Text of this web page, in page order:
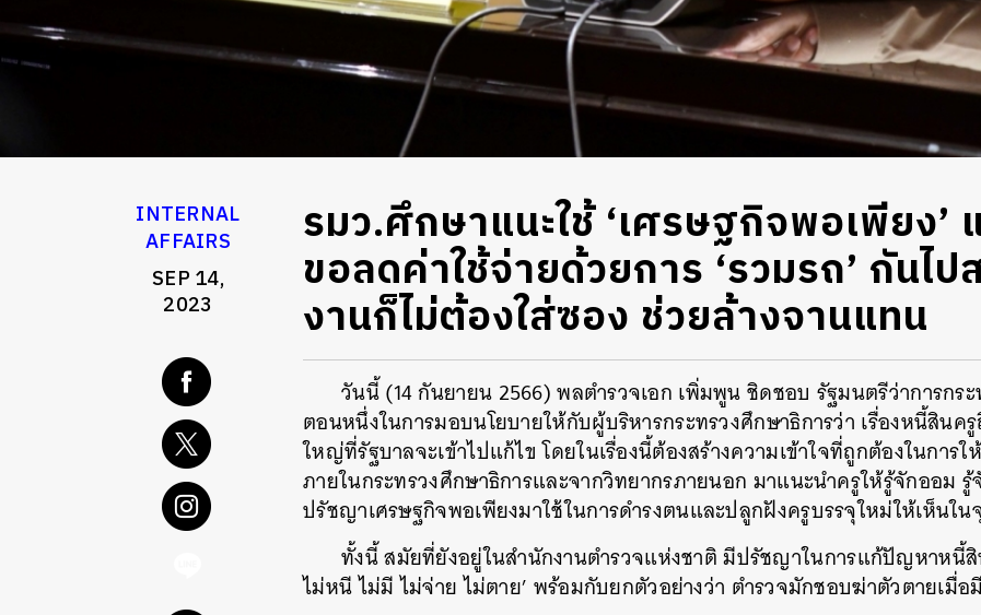
INTERNAL
AFFAIRS
SEP 14,
2023
รมว.ศึกษาแนะใช้ ‘เศรษฐกิจพอเพียง’
ขอลดค่าใช้จ่ายด้วยการ ‘รวมรถ’ กันไ
งานก็ไม่ต้องใส่ซอง ช่วยล้างจานแทน
วันนี้ (14 กันยายน 2566) พลตำรวจเอก เพิ่มพูน ชิดชอบ รัฐมนตรีว่าการกร
ตอนหนึ่งในการมอบนโยบายให้กับผู้บริหารกระทรวงศึกษาธิการว่า เรื่องหนี้สิน
ใหญ่ที่รัฐบาลจะเข้าไปแก้ไข โดยในเรื่องนี้ต้องสร้างความเข้าใจที่ถูกต้องในการ
ภายในกระทรวงศึกษาธิการและจากวิทยากรภายนอก มาแนะนำครูให้รู้จักออม รู้
ปรัชญาเศรษฐกิจพอเพียงมาใช้ในการดำรงตนและปลูกฝังครูบรรจุใหม่ให้เห็นใ
ทั้งนี้ สมัยที่ยังอยู่ในสำนักงานตำรวจแห่งชาติ มีปรัชญาในการแก้ปัญหาหนี้สิ
ไม่หนี ไม่มี ไม่จ่าย ไม่ตาย’ พร้อมกับยกตัวอย่างว่า ตำรวจมักชอบฆ่าตัวตายเมื่